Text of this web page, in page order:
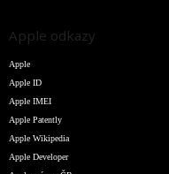
Apple odkazy
Apple
Apple ID
Apple IMEI
Apple Patently
Apple Wikipedia
Apple Developer